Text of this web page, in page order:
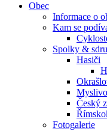
Obec
Informace o
Kam se
Spolky &
Hasiči
Český
Fotogalerie